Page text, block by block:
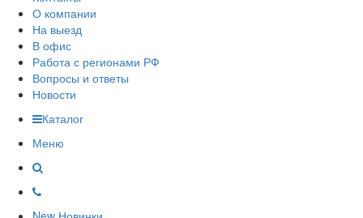
О компании
На выезд
В офис
Работа с регионами РФ
Вопросы и ответы
Новости
Каталог
Меню